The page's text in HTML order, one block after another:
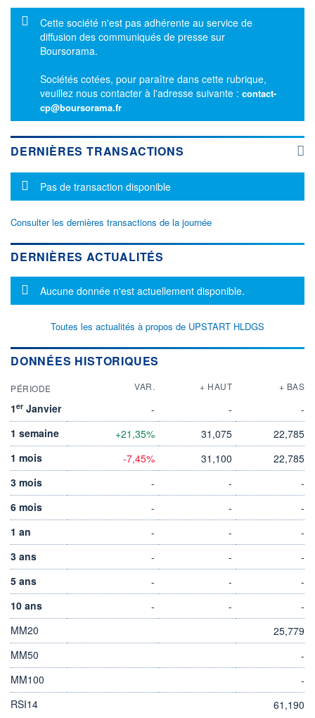
Message d'information
Cette société n'est pas adhérente au service de
diffusion des communiqués de presse sur
Boursorama.
Sociétés cotées, pour paraître dans cette rubrique,
veuillez nous contacter à l'adresse suivante : contact-
cp@boursorama.fr
DERNIÈRES TRANSACTIONS
Message d'information
Pas de transaction disponible
Consulter les dernières transactions de la journée
DERNIÈRES ACTUALITÉS
Message d'information
Aucune donnée n'est actuellement disponible.
Toutes les actualités à propos de UPSTART HLDGS
DONNÉES HISTORIQUES
PÉRIODE VAR. + HAUT + BAS
1er Janvier - -
-
1 semaine
+21,35% 31,075
22,785
1 mois
-7,45% 31,100
22,785
3 mois
- -
-
6 mois
- -
-
1 an
- -
-
3 ans
- -
-
5 ans
- -
-
10 ans
- -
-
MM20
25,779
MM50
-
MM100
-
RSI14
61,190